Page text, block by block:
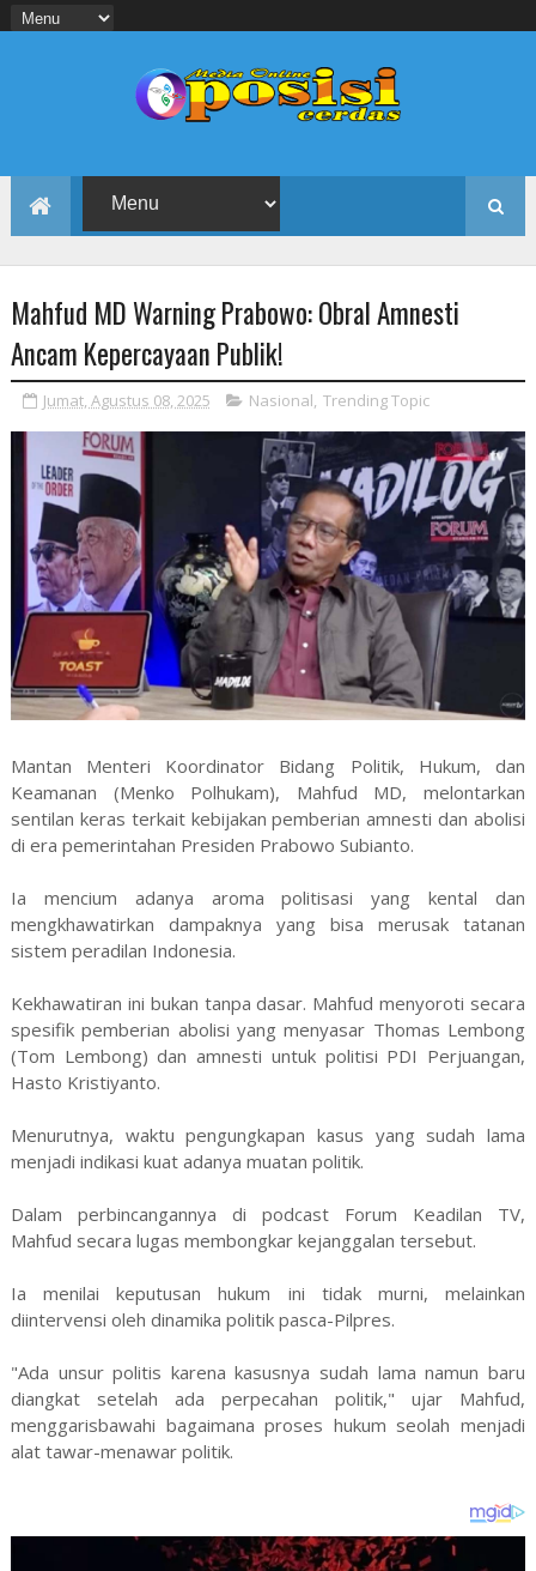
Mahfud MD Warning Prabowo: Obral Amnesti
Ancam Kepercayaan Publik!
Jumat, Agustus 08, 2025 Nasional, Trending Topic
Mantan Menteri Koordinator Bidang Politik, Hukum, dan
Keamanan (Menko Polhukam), Mahfud MD, melontarkan
sentilan keras terkait kebijakan pemberian amnesti dan abolisi
di era pemerintahan Presiden Prabowo Subianto.
Ia mencium adanya aroma politisasi yang kental dan
mengkhawatirkan dampaknya yang bisa merusak tatanan
sistem peradilan Indonesia.
Kekhawatiran ini bukan tanpa dasar. Mahfud menyoroti secara
spesifik pemberian abolisi yang menyasar Thomas Lembong
(Tom Lembong) dan amnesti untuk politisi PDI Perjuangan,
Hasto Kristiyanto.
Menurutnya, waktu pengungkapan kasus yang sudah lama
menjadi indikasi kuat adanya muatan politik.
Dalam perbincangannya di podcast Forum Keadilan TV,
Mahfud secara lugas membongkar kejanggalan tersebut.
Ia menilai keputusan hukum ini tidak murni, melainkan
diintervensi oleh dinamika politik pasca-Pilpres.
"Ada unsur politis karena kasusnya sudah lama namun baru
diangkat setelah ada perpecahan politik," ujar Mahfud,
menggarisbawahi bagaimana proses hukum seolah menjadi
alat tawar-menawar politik.